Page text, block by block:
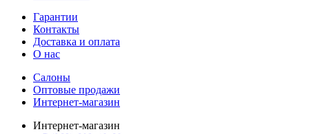
Гарантии
Контакты
Доставка и оплата
О нас
Салоны
Оптовые продажи
Интернет-магазин
Интернет-магазин